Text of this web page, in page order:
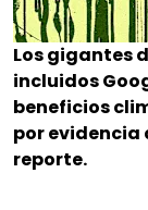
Los gigantes
incluidos
beneficios
por evidencia
reporte.